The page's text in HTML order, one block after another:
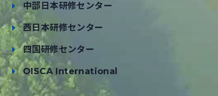
中部日本研修センター
西日本研修センター
四国研修センター
OISCA International